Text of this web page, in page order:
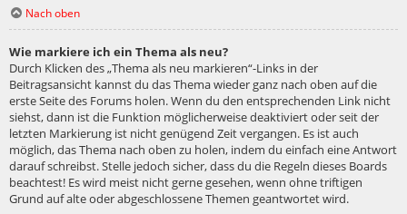
Nach oben
Wie markiere ich ein Thema als neu?
Durch Klicken des „Thema als neu markieren“-Links in der
Beitragsansicht kannst du das Thema wieder ganz nach oben auf die
erste Seite des Forums holen. Wenn du den entsprechenden Link nicht
siehst, dann ist die Funktion möglicherweise deaktiviert oder seit der
letzten Markierung ist nicht genügend Zeit vergangen. Es ist auch
möglich, das Thema nach oben zu holen, indem du einfach eine Antwort
darauf schreibst. Stelle jedoch sicher, dass du die Regeln dieses Boards
beachtest! Es wird meist nicht gerne gesehen, wenn ohne triftigen
Grund auf alte oder abgeschlossene Themen geantwortet wird.